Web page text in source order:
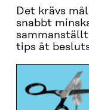
Det krävs
snabbt
tips åt